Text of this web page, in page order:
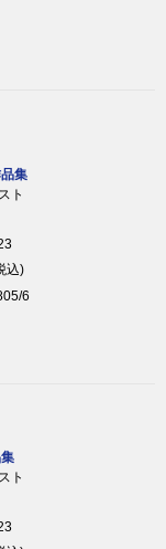
集
ト
込)
6
ト